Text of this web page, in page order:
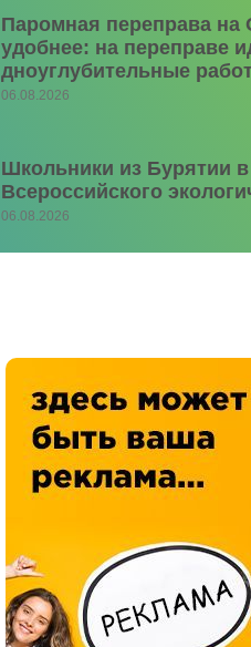
Паромная переправа на
удобнее: на переправе
дноуглубительные
06.08.2026
Школьники из Бурятии
Всероссийского
06.08.2026